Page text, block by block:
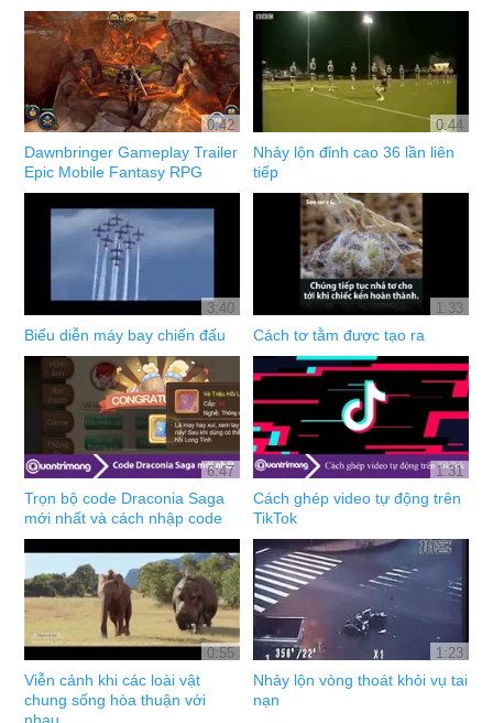
0:42
Dawnbringer Gameplay Trailer
Epic Mobile Fantasy RPG
0:44
Nhảy lộn đỉnh cao 36 lần liên
tiếp
3:40
Biểu diễn máy bay chiến đấu
1:33
Cách tơ tằm được tạo ra
6:47
Trọn bộ code Draconia Saga
mới nhất và cách nhập code
1:31
Cách ghép video tự động trên
TikTok
0:55
Viễn cảnh khi các loài vật
chung sống hòa thuận với
1:23
Nhảy lộn vòng thoát khỏi vụ tai
nạn